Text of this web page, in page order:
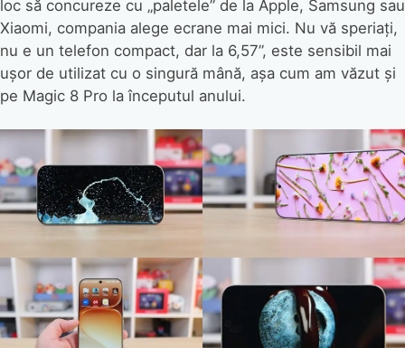
loc să concureze cu „paletele” de la Apple, Samsung sau
Xiaomi, compania alege ecrane mai mici. Nu vă speriați,
nu e un telefon compact, dar la 6,57”, este sensibil mai
ușor de utilizat cu o singură mână, așa cum am văzut și
pe Magic 8 Pro la începutul anului.